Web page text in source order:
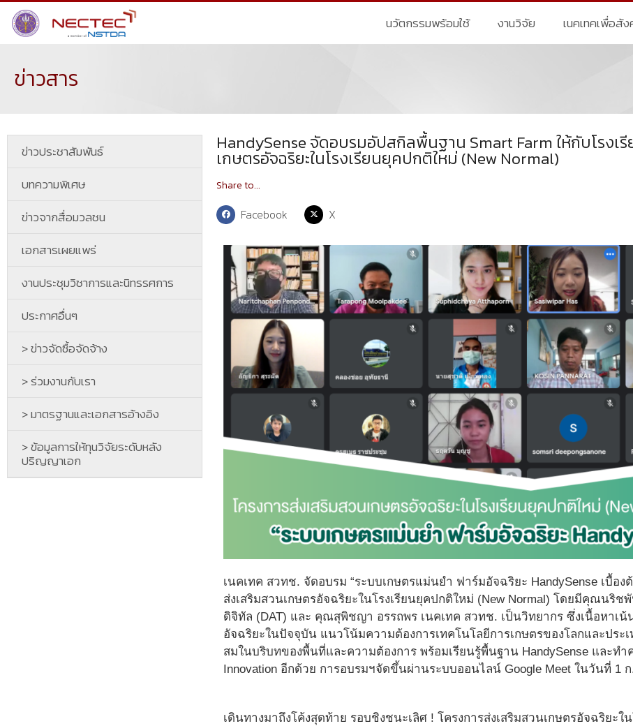
นวัตกรรมพร้อมใช้ งานวิจัย เนคเทคเพื่อสั
ข่าวสาร
ข่าวประชาสัมพันธ์
บทความพิเศษ
ข่าวจากสื่อมวลชน
เอกสารเผยแพร่
งานประชุมวิชาการและนิทรรศการ
ประกาศอื่นๆ
> ข่าวจัดซื้อจัดจ้าง
> ร่วมงานกับเรา
> มาตรฐานและเอกสารอ้างอิง
> ข้อมูลการให้ทุนวิจัยระดับหลัง
ปริญญาเอก
HandySense จัดอบรมอัปสกิลพื้นฐาน Smart Farm ให้กับโรงเ
เกษตรอัจฉริยะในโรงเรียนยุคปกติใหม่ (New Normal)
Share to...
Facebook X
เนคเทค สวทช. จัดอบรม “ระบบเกษตรแม่นยำ ฟาร์มอัจฉริยะ HandySense เบื้อง
ส่งเสริมสวนเกษตรอัจฉริยะในโรงเรียนยุคปกติใหม่ (New Normal) โดยมีคุณนริช
ดิจิทัล (DAT) และ คุณสุพิชญา อรรถพร เนคเทค สวทช. เป็นวิทยากร ซึ่งเนื้อหาเ
อัจฉริยะในปัจจุบัน แนวโน้มความต้องการเทคโนโลยีการเกษตรของโลกและประ
สมในบริบทของพื้นที่และความต้องการ พร้อมเรียนรู้พื้นฐาน HandySense และทำ
Innovation อีกด้วย การอบรมฯจัดขึ้นผ่านระบบออนไลน์ Google Meet ในวันที่ 1 ก
เดินทางมาถึงโค้งสุดท้าย รอบชิงชนะเลิศ ! โครงการส่งเสริมสวนเกษตรอัจฉริยะใ